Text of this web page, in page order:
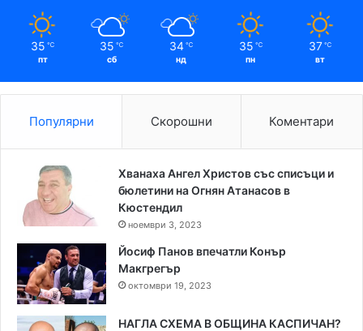
35 ℃
пт
35 ℃
сб
34 ℃
нд
35 ℃
пн
37 ℃
вт
Популярни Скорошни Коментари
Хванаха Ангел Христов със списъци и
бюлетини на Огнян Атанасов в
Кюстендил
ноември 3, 2023
Йосиф Панов впечатли Конър
Макгрегър
октомври 19, 2023
НАГЛА СХЕМА В ОБЩИНА КАСПИЧАН?